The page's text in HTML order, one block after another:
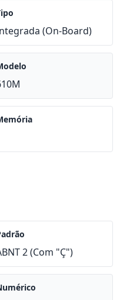
(On-Board)
2 (Com "Ç")